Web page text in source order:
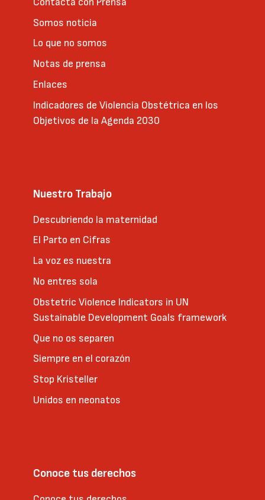
Somos noticia
Lo que no somos
Notas de prensa
Enlaces
Indicadores de Violencia Obstétrica en los
Objetivos de la Agenda 2030
Nuestro Trabajo
Descubriendo la maternidad
El Parto en Cifras
La voz es nuestra
No entres sola
Obstetric Violence Indicators in UN
Sustainable Development Goals framework
Que no os separen
Siempre en el corazón
Stop Kristeller
Unidos en neonatos
Conoce tus derechos